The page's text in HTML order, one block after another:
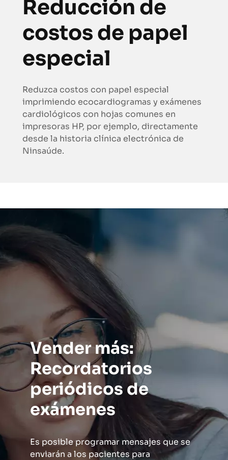
Reducción de
costos de papel
especial
Reduzca costos con papel especial
imprimiendo ecocardiogramas y exámenes
cardiológicos con hojas comunes en
impresoras HP, por ejemplo, directamente
desde la historia clínica electrónica de
Ninsaúde.
Vender más:
Recordatorios
periódicos de
exámenes
Es posible programar mensajes que se
enviarán a los pacientes para